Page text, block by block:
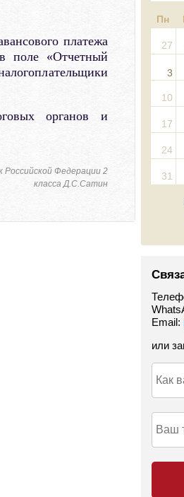
платежа
поле «Отчетный
органов и
Федерации 2
класса Д.С.Сатин
Пн
27
3
10
17
24
31
Email:
или